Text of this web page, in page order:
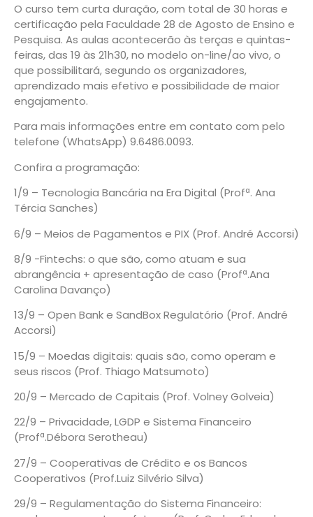
O curso tem curta duração, com total de 30 horas e
certificação pela Faculdade 28 de Agosto de Ensino e
Pesquisa. As aulas acontecerão às terças e quintas-
feiras, das 19 às 21h30, no modelo on-line/ao vivo, o
que possibilitará, segundo os organizadores,
aprendizado mais efetivo e possibilidade de maior
engajamento.
Para mais informações entre em contato com pelo
telefone (WhatsApp) 9.6486.0093.
Confira a programação:
1/9 – Tecnologia Bancária na Era Digital (Profª. Ana
Tércia Sanches)
6/9 – Meios de Pagamentos e PIX (Prof. André Accorsi)
8/9 -Fintechs: o que são, como atuam e sua
abrangência + apresentação de caso (Profª.Ana
Carolina Davanço)
13/9 – Open Bank e SandBox Regulatório (Prof. André
Accorsi)
15/9 – Moedas digitais: quais são, como operam e
seus riscos (Prof. Thiago Matsumoto)
20/9 – Mercado de Capitais (Prof. Volney Golveia)
22/9 – Privacidade, LGDP e Sistema Financeiro
(Profª.Débora Serotheau)
27/9 – Cooperativas de Crédito e os Bancos
Cooperativos (Prof.Luiz Silvério Silva)
29/9 – Regulamentação do Sistema Financeiro: